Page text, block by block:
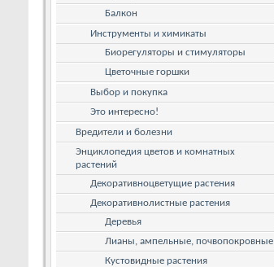
Балкон
Инструменты и химикаты
Биорегуляторы и стимуляторы
Цветочные горшки
Выбор и покупка
Это интересно!
Вредители и болезни
Энциклопедия цветов и комнатных
растений
Декоративноцветущие растения
Декоративнолистные растения
Деревья
Лианы, ампельные, почвопокровные
Кустовидные растения